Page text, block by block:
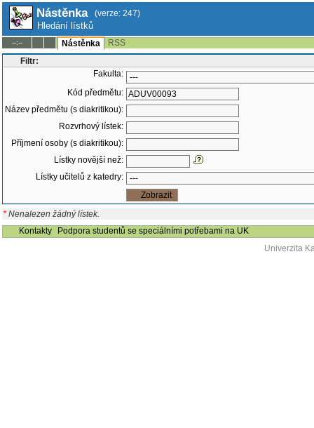
Nástěnka (verze: 247)
Hledání lístků
--:-- Nástěnka
RSS
Filtr:
Fakulta:
Kód předmětu:
Název předmětu (s diakritikou):
Rozvrhový lístek:
Příjmení osoby (s diakritikou):
Lístky novější než:
Lístky učitelů z katedry:
* Nenalezen žádný lístek.
Kontakty
Podpora studentů se speciálními potřebami na UK
Univerzita